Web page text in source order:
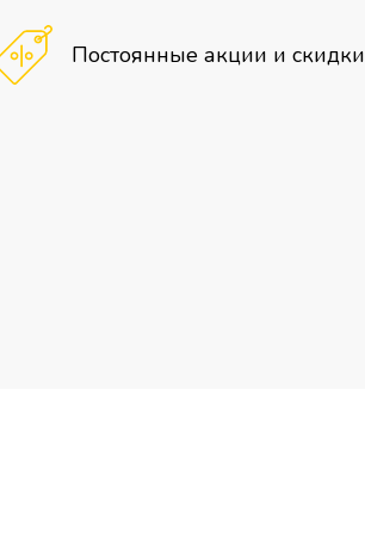
Постоянные акции и скидки